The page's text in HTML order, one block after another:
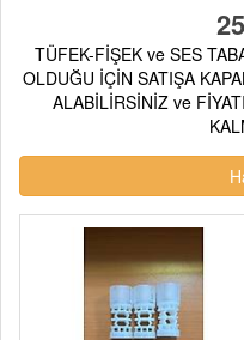
TÜFEK-FİŞEK ve SES
OLDUĞU İÇİN SATIŞA
ALABİLİRSİNİZ ve